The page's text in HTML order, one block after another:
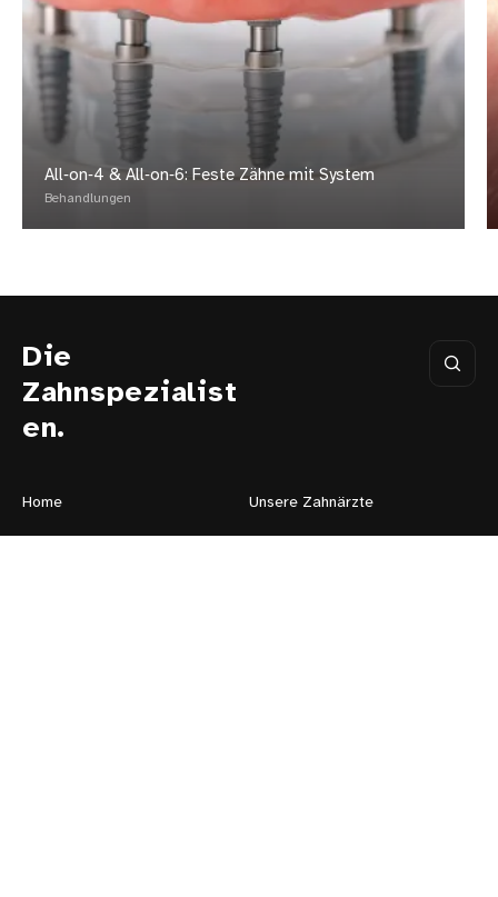
All‑on‑4 & All‑on‑6: Feste Zähne mit System
Behandlungen
Die
Zahnspezialist
en.
Home Unsere Zahnärzte